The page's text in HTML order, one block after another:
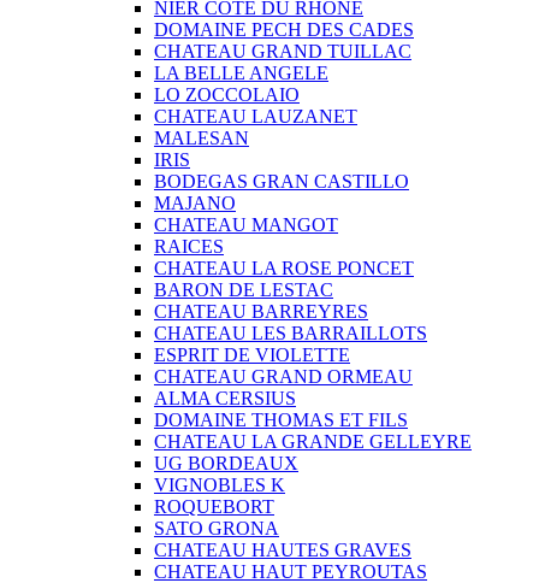
NIER COTE DU RHONE
DOMAINE PECH DES CADES
CHATEAU GRAND TUILLAC
LA BELLE ANGELE
LO ZOCCOLAIO
CHATEAU LAUZANET
MALESAN
IRIS
BODEGAS GRAN CASTILLO
MAJANO
CHATEAU MANGOT
RAICES
CHATEAU LA ROSE PONCET
BARON DE LESTAC
CHATEAU BARREYRES
CHATEAU LES BARRAILLOTS
ESPRIT DE VIOLETTE
CHATEAU GRAND ORMEAU
ALMA CERSIUS
DOMAINE THOMAS ET FILS
CHATEAU LA GRANDE GELLEYRE
UG BORDEAUX
VIGNOBLES K
ROQUEBORT
SATO GRONA
CHATEAU HAUTES GRAVES
CHATEAU HAUT PEYROUTAS